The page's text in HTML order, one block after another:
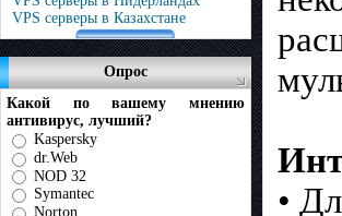
VPS серверы в Казахстане
Опрос
Какой по вашему мнению
антивирус, лучший?
Kaspersky
dr.Web
NOD 32
Symantec
Norton
•